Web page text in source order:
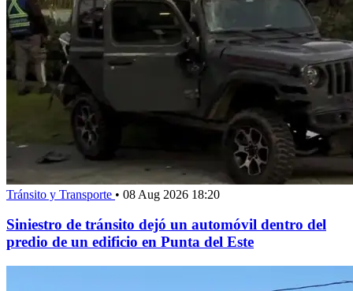
Tránsito y Transporte • 08 Aug 2026 18:20
Siniestro de tránsito dejó un automóvil dentro del
predio de un edificio en Punta del Este